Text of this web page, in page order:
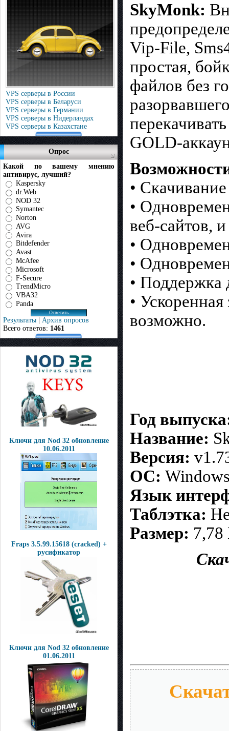
VPS серверы в России
VPS серверы в Беларуси
VPS серверы в Германии
VPS серверы в Нидерландах
VPS серверы в Казахстане
Опрос
Какой по вашему мнению
антивирус, лучший?
Kaspersky
dr.Web
NOD 32
Symantec
Norton
AVG
Avira
Bitdefender
Avast
McAfee
Microsoft
F-Secure
TrendMicro
VBA32
Panda
Результаты | Архив опросов
Всего ответов: 1461
Ключи для Nod 32 обновление
10.06.2011
Fraps 3.5.99.15618 (cracked) +
русификатор
Ключи для Nod 32 обновление
01.06.2011
SkyMonk:
Vip-File,
простая,
файлов без
GOLD-
•
•
веб-сайтов,
•
•
• Поддержка
•
возможно.
Год
Название:
Версия:
ОС:
Язык
Таблэтка:
Размер: